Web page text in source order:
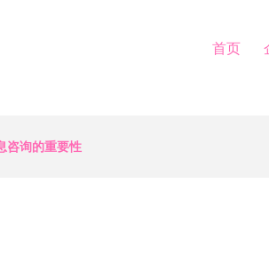
首页
咨询的重要性